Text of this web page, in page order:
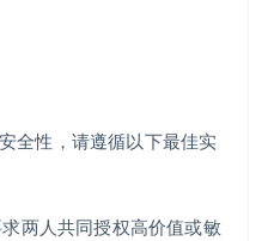
全性，请遵循以下最佳实
两人共同授权高价值或敏